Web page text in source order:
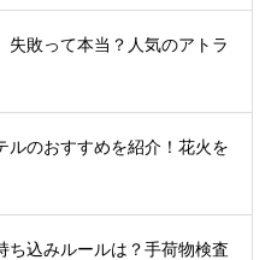
失敗って本当？人気のアトラ
ルのおすすめを紹介！花火を
ち込みルールは？手荷物検査